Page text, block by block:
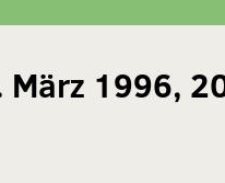
1996,